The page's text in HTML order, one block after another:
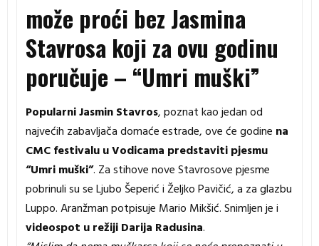
može proći bez Jasmina
Stavrosa koji za ovu godinu
poručuje – “Umri muški”
Popularni Jasmin Stavros, poznat kao jedan od
najvećih zabavljača domaće estrade, ove će godine na
CMC festivalu u Vodicama predstaviti pjesmu
“Umri muški”. Za stihove nove Stavrosove pjesme
pobrinuli su se Ljubo Šeperić i Željko Pavičić, a za glazbu
Luppo. Aranžman potpisuje Mario Mikšić. Snimljen je i
videospot u režiji Darija Radusina.